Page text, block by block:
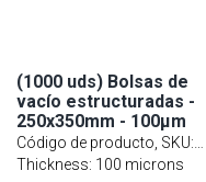
(1000 uds) Bolsas de
vacío estructuradas -
250x350mm - 100µm
Código de producto, SKU:
VBSO2535-100
Thickness: 100 microns